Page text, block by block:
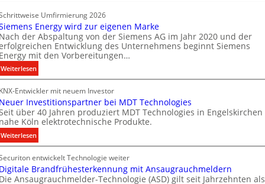
g
s
t
e
c
h
n
i
k
t
e
n
Umfirmierung 2026
Energy wird zur eigenen Marke
der Abspaltung von der Siemens AG im Jahr 2020 und der
Entwicklung des Unternehmens beginnt Siemens
mit den Vorbereitungen…
Weiterlesen:
S
i
e
m
e
n
s
E
n
e
Entwickler mit neuem Investor
Investitionspartner bei MDT Technologies
über 40 Jahren produziert MDT Technologies in Engelskirchen
Köln elektrotechnische Produkte.
Weiterlesen:
N
e
u
e
entwickelt Technologie weiter
Brandfrühesterkennung mit Ansaugrauchmeldern
Ansaugrauchmelder-Technologie (ASD) gilt seit Jahrzehnten als